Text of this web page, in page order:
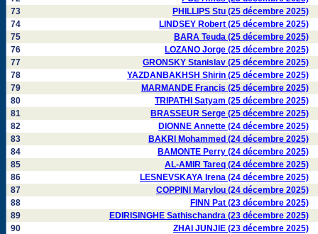
73
PHILLIPS Stu (25 décembre 2025)
74
LINDSEY Robert (25 décembre 2025)
75
BARA Teuda (25 décembre 2025)
76
LOZANO Jorge (25 décembre 2025)
77
GRONSKY Stanislav (25 décembre 2025)
78
YAZDANBAKHSH Shirin (25 décembre 2025)
79
MARMANDE Francis (25 décembre 2025)
80
TRIPATHI Satyam (25 décembre 2025)
81
BRASSEUR Serge (25 décembre 2025)
82
DIONNE Annette (24 décembre 2025)
83
BAKRI Mohammed (24 décembre 2025)
84
BAMONTE Perry (24 décembre 2025)
85
AL-AMIR Tareq (24 décembre 2025)
86
LESNEVSKAYA Irena (24 décembre 2025)
87
COPPINI Marylou (24 décembre 2025)
88
FINN Pat (23 décembre 2025)
89
EDIRISINGHE Sathischandra (23 décembre 2025)
90
ZHAI JUNJIE (23 décembre 2025)